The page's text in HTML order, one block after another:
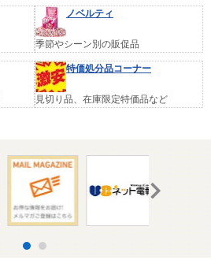
ノベルティ
季節やシーン別の販促品
特価処分品コーナー
見切り品、在庫限定特価品など